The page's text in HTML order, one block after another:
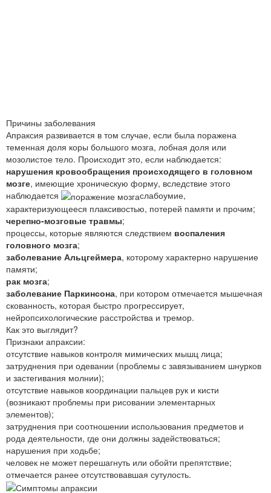
Причины заболевания
Апраксия развивается в том случае, если была поражена
теменная доля коры большого мозга, лобная доля или
мозолистое тело. Происходит это, если наблюдается:
нарушения кровообращения происходящего в головном
мозге, имеющие хроническую форму, вследствие этого
наблюдается
слабоумие,
характеризующееся плаксивостью, потерей памяти и прочим;
черепно-мозговые травмы;
процессы, которые являются следствием воспаления
головного мозга;
заболевание Альцгеймера, которому характерно нарушение
памяти;
рак мозга;
заболевание Паркинсона, при котором отмечается мышечная
скованность, которая быстро прогрессирует,
нейропсихологические расстройства и тремор.
Как это выглядит?
Признаки апраксии:
отсутствие навыков контроля мимических мышц лица;
затруднения при одевании (проблемы с завязыванием шнурков
и застегивания молнии);
отсутствие навыков координации пальцев рук и кисти
(возникают проблемы при рисовании элементарных
элементов);
затруднения при соотношении использования предметов и
рода деятельности, где они должны задействоваться;
нарушения при ходьбе;
человек не может перешагнуть или обойти препятствие;
отмечается ранее отсутствовавшая сутулость.